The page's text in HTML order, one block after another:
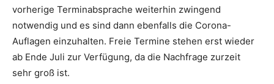
vorherige Terminabsprache weiterhin zwingend
notwendig und es sind dann ebenfalls die Corona-
Auflagen einzuhalten. Freie Termine stehen erst wieder
ab Ende Juli zur Verfügung, da die Nachfrage zurzeit
sehr groß ist.